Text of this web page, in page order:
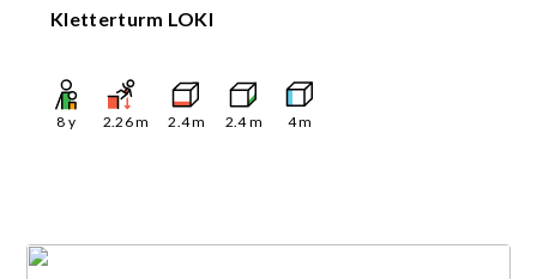
Kletterturm LOKI
8 y 2.26m 2.4m 2.4m 4m